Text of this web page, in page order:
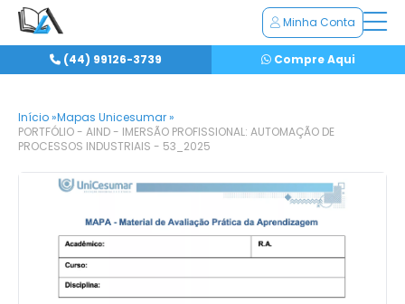
Minha Conta
(44) 99126-3739 Compre Aqui
Início »Mapas Unicesumar »
PORTFÓLIO - AIND - IMERSÃO PROFISSIONAL: AUTOMAÇÃO DE
PROCESSOS INDUSTRIAIS - 53_2025